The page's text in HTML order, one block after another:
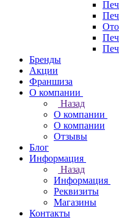
Бренды
Акции
Франшиза
О компании
Назад
О компании
О компании
Отзывы
Блог
Информация
Назад
Информация
Реквизиты
Магазины
Контакты